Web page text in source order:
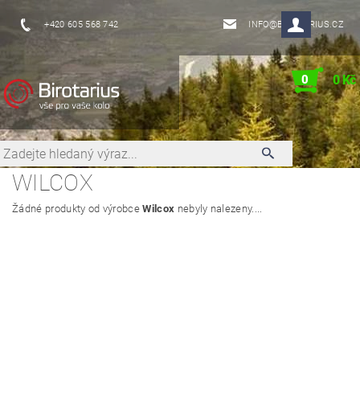
+420 605 568 742 INFO@BIROTARIUS.CZ
0 0 Kč
WILCOX
Žádné produkty od výrobceWilcox nebyly nalezeny....